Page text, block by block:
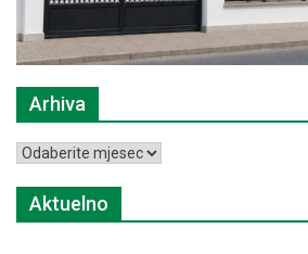
Arhiva
Arhiva
Aktuelno